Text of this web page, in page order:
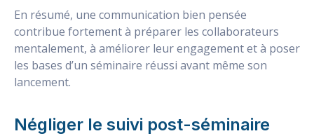
En résumé, une communication bien pensée
contribue fortement à préparer les collaborateurs
mentalement, à améliorer leur engagement et à poser
les bases d’un séminaire réussi avant même son
lancement.
Négliger le suivi post-séminaire